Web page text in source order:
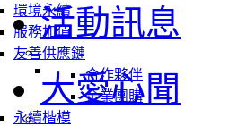
環境永續
服務加值
友善供應鏈
合作夥伴
企業團購
永續楷模
活動訊息
大愛心聞